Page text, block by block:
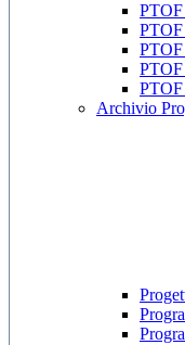
Archivio